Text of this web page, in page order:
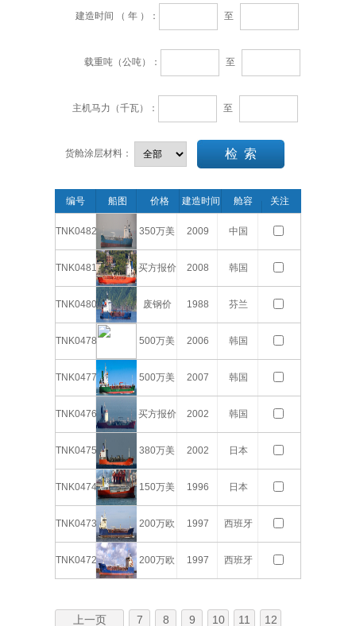
建造时间 （ 年 ）： 至
载重吨（公吨）： 至
主机马力（千瓦）： 至
货舱涂层材料：
编号 船图 价格 建造时间 舱容
（CBFT）
关注
TNK0482 350万美
元
2009 中国
TNK0481 买方报价 2008 韩国
TNK0480 废钢价 1988 芬兰
TNK0478 500万美
元
2006 韩国
TNK0477 500万美
元
2007 韩国
TNK0476 买方报价 2002 韩国
TNK0475 380万美
元
2002 日本
TNK0474 150万美
元
1996 日本
TNK0473 200万欧
元
1997 西班牙
TNK0472 200万欧 1997 西班牙
上一页 7 8 9 10 11 12